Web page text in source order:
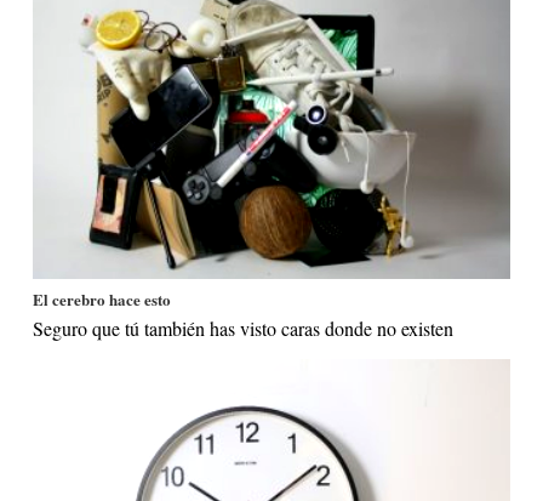
El cerebro hace esto
Seguro que tú también has visto caras donde no existen